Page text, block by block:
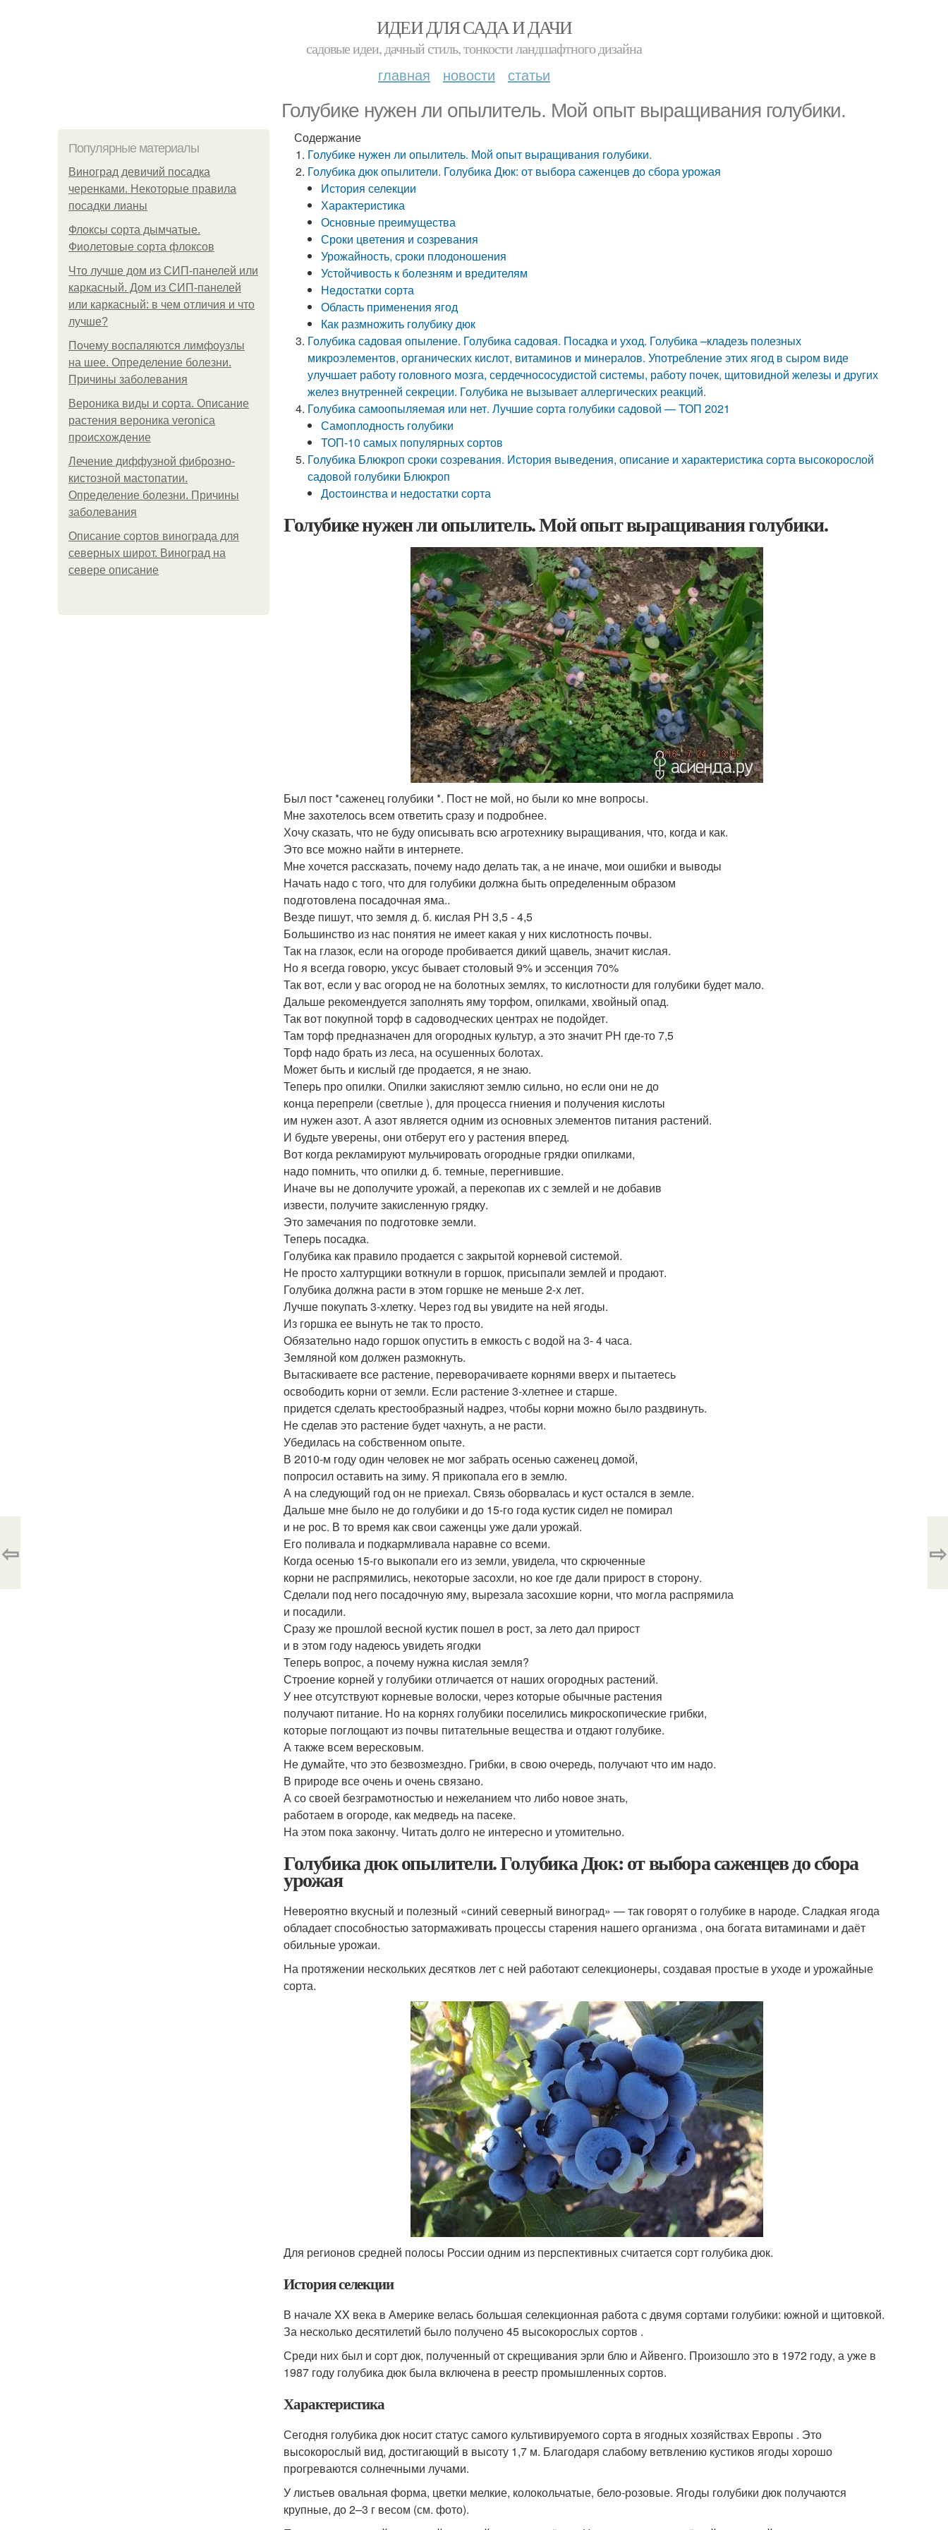
ИДЕИ ДЛЯ САДА И ДАЧИ
садовые идеи, дачный стиль, тонкости ландшафтного дизайна
главная новости статьи
Голубике нужен ли опылитель. Мой опыт выращивания голубики.
Популярные материалы
Виноград девичий посадка
черенками. Некоторые правила
посадки лианы
Флоксы сорта дымчатые.
Фиолетовые сорта флоксов
Что лучше дом из СИП-панелей или
каркасный. Дом из СИП-панелей
или каркасный: в чем отличия и что
лучше?
Почему воспаляются лимфоузлы
на шее. Определение болезни.
Причины заболевания
Вероника виды и сорта. Описание
растения вероника veronica
происхождение
Лечение диффузной фиброзно-
кистозной мастопатии.
Определение болезни. Причины
заболевания
Описание сортов винограда для
северных широт. Виноград на
севере описание
Содержание
Голубике нужен ли опылитель. Мой опыт выращивания голубики.
Голубика дюк опылители. Голубика Дюк: от выбора саженцев до сбора урожая
История селекции
Характеристика
Основные преимущества
Сроки цветения и созревания
Урожайность, сроки плодоношения
Устойчивость к болезням и вредителям
Недостатки сорта
Область применения ягод
Как размножить голубику дюк
Голубика садовая опыление. Голубика садовая. Посадка и уход. Голубика –кладезь полезных
микроэлементов, органических кислот, витаминов и минералов. Употребление этих ягод в сыром виде
улучшает работу головного мозга, сердечнососудистой системы, работу почек, щитовидной железы и других
желез внутренней секреции. Голубика не вызывает аллергических реакций.
Голубика самоопыляемая или нет. Лучшие сорта голубики садовой — ТОП 2021
Самоплодность голубики
ТОП-10 самых популярных сортов
Голубика Блюкроп сроки созревания. История выведения, описание и характеристика сорта высокорослой
садовой голубики Блюкроп
Достоинства и недостатки сорта
Голубике нужен ли опылитель. Мой опыт выращивания голубики.
Был пост *саженец голубики *. Пост не мой, но были ко мне вопросы.
Мне захотелось всем ответить сразу и подробнее.
Хочу сказать, что не буду описывать всю агротехнику выращивания, что, когда и как.
Это все можно найти в интернете.
Мне хочется рассказать, почему надо делать так, а не иначе, мои ошибки и выводы
Начать надо с того, что для голубики должна быть определенным образом
подготовлена посадочная яма..
Везде пишут, что земля д. б. кислая РН 3,5 - 4,5
Большинство из нас понятия не имеет какая у них кислотность почвы.
Так на глазок, если на огороде пробивается дикий щавель, значит кислая.
Но я всегда говорю, уксус бывает столовый 9% и эссенция 70%
Так вот, если у вас огород не на болотных землях, то кислотности для голубики будет мало.
Дальше рекомендуется заполнять яму торфом, опилками, хвойный опад.
Так вот покупной торф в садоводческих центрах не подойдет.
Там торф предназначен для огородных культур, а это значит РН где-то 7,5
Торф надо брать из леса, на осушенных болотах.
Может быть и кислый где продается, я не знаю.
Теперь про опилки. Опилки закисляют землю сильно, но если они не до
конца перепрели (светлые ), для процесса гниения и получения кислоты
им нужен азот. А азот является одним из основных элементов питания растений.
И будьте уверены, они отберут его у растения вперед.
Вот когда рекламируют мульчировать огородные грядки опилками,
надо помнить, что опилки д. б. темные, перегнившие.
Иначе вы не дополучите урожай, а перекопав их с землей и не добавив
извести, получите закисленную грядку.
Это замечания по подготовке земли.
Теперь посадка.
Голубика как правило продается с закрытой корневой системой.
Не просто халтурщики воткнули в горшок, присыпали землей и продают.
Голубика должна расти в этом горшке не меньше 2-х лет.
Лучше покупать 3-хлетку. Через год вы увидите на ней ягоды.
Из горшка ее вынуть не так то просто.
Обязательно надо горшок опустить в емкость с водой на 3- 4 часа.
Земляной ком должен размокнуть.
Вытаскиваете все растение, переворачиваете корнями вверх и пытаетесь
освободить корни от земли. Если растение 3-хлетнее и старше.
придется сделать крестообразный надрез, чтобы корни можно было раздвинуть.
Не сделав это растение будет чахнуть, а не расти.
Убедилась на собственном опыте.
В 2010-м году один человек не мог забрать осенью саженец домой,
попросил оставить на зиму. Я прикопала его в землю.
А на следующий год он не приехал. Связь оборвалась и куст остался в земле.
Дальше мне было не до голубики и до 15-го года кустик сидел не помирал
и не рос. В то время как свои саженцы уже дали урожай.
Его поливала и подкармливала наравне со всеми.
Когда осенью 15-го выкопали его из земли, увидела, что скрюченные
корни не распрямились, некоторые засохли, но кое где дали прирост в сторону.
Сделали под него посадочную яму, вырезала засохшие корни, что могла распрямила
и посадили.
Сразу же прошлой весной кустик пошел в рост, за лето дал прирост
и в этом году надеюсь увидеть ягодки
Теперь вопрос, а почему нужна кислая земля?
Строение корней у голубики отличается от наших огородных растений.
У нее отсутствуют корневые волоски, через которые обычные растения
получают питание. Но на корнях голубики поселились микроскопические грибки,
которые поглощают из почвы питательные вещества и отдают голубике.
А также всем вересковым.
Не думайте, что это безвозмездно. Грибки, в свою очередь, получают что им надо.
В природе все очень и очень связано.
А со своей безграмотностью и нежеланием что либо новое знать,
работаем в огороде, как медведь на пасеке.
На этом пока закончу. Читать долго не интересно и утомительно.
Голубика дюк опылители. Голубика Дюк: от выбора саженцев до сбора
урожая
Невероятно вкусный и полезный «синий северный виноград» — так говорят о голубике в народе. Сладкая ягода
обладает способностью затормаживать процессы старения нашего организма , она богата витаминами и даёт
обильные урожаи.
На протяжении нескольких десятков лет с ней работают селекционеры, создавая простые в уходе и урожайные
сорта.
Для регионов средней полосы России одним из перспективных считается сорт голубика дюк.
История селекции
В начале XX века в Америке велась большая селекционная работа с двумя сортами голубики: южной и щитовкой.
За несколько десятилетий было получено 45 высокорослых сортов .
Среди них был и сорт дюк, полученный от скрещивания эрли блю и Айвенго. Произошло это в 1972 году, а уже в
1987 году голубика дюк была включена в реестр промышленных сортов.
Характеристика
Сегодня голубика дюк носит статус самого культивируемого сорта в ягодных хозяйствах Европы . Это
высокорослый вид, достигающий в высоту 1,7 м. Благодаря слабому ветвлению кустиков ягоды хорошо
прогреваются солнечными лучами.
У листьев овальная форма, цветки мелкие, колокольчатые, бело-розовые. Ягоды голубики дюк получаются
крупные, до 2–3 г весом (см. фото).
⇦ ⇨